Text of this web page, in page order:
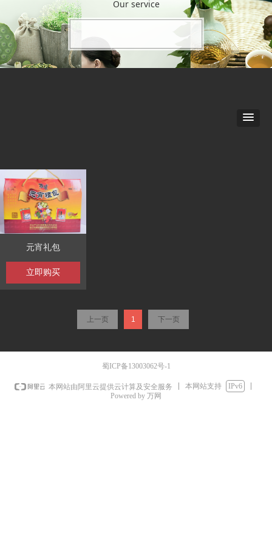
Our service
元宵礼包
立即购买
上一页 1 下一页
蜀ICP备13003062号-1
本网站由阿里云提供云计算及安全服务 本网站支持
IPv6
Powered by 万网